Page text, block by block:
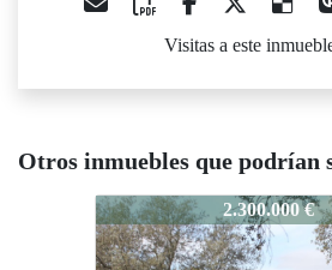
Visitas a este
Otros inmuebles que podrían
576-TO-018 2.300.000 €
576-TO-018